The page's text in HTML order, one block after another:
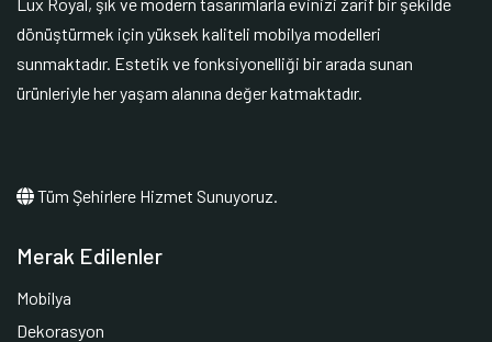
dönüştürmek için yüksek kaliteli mobilya modelleri
sunmaktadır. Estetik ve fonksiyonelliği bir arada sunan
ürünleriyle her yaşam alanına değer katmaktadır.
Tüm Şehirlere Hizmet Sunuyoruz.
Merak Edilenler
Mobilya
Dekorasyon